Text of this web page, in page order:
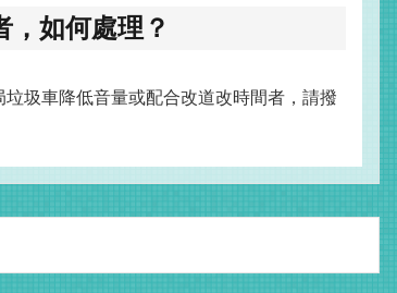
如何處理？
圾車降低音量或配合改道改時間者，請撥